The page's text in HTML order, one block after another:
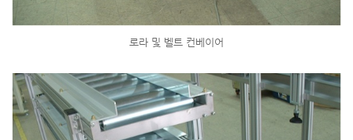
로라 및 벨트 컨베이어